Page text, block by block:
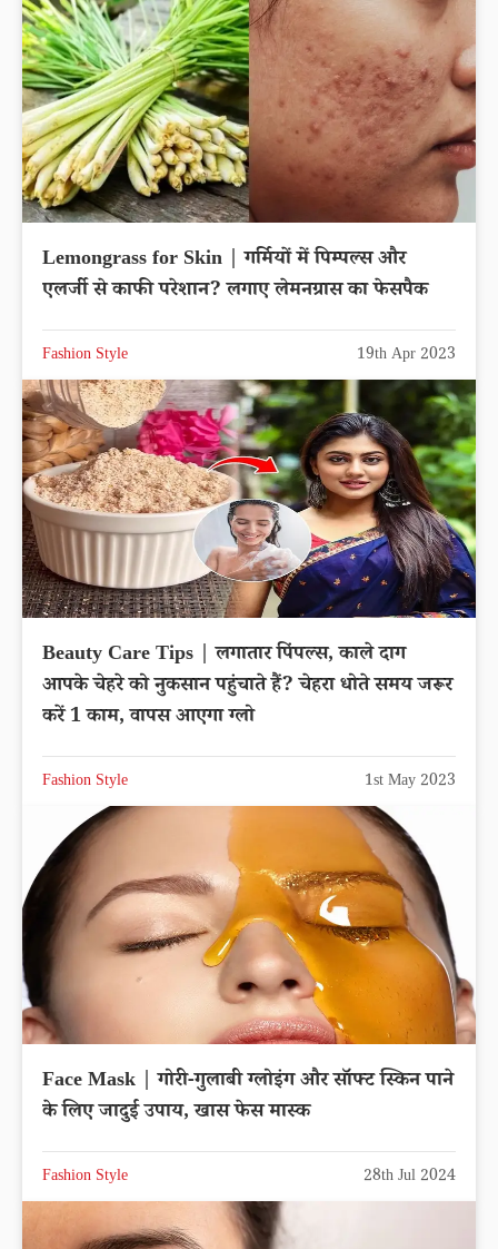
Lemongrass for Skin | गर्मियों में पिम्पल्स और
एलर्जी से काफी परेशान? लगाए लेमनग्रास का फेसपैक
Fashion Style 19th Apr 2023
Beauty Care Tips | लगातार पिंपल्स, काले दाग
आपके चेहरे को नुकसान पहुंचाते हैं? चेहरा धोते समय जरूर
करें 1 काम, वापस आएगा ग्लो
Fashion Style 1st May 2023
Face Mask | गोरी-गुलाबी ग्लोइंग और सॉफ्ट स्किन पाने
के लिए जादुई उपाय, खास फेस मास्क
Fashion Style 28th Jul 2024